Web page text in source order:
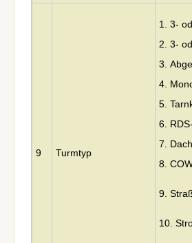
9 Turmtyp
1. 3-
2. 3-
3.
4.
5.
6.
7.
8.
9.
10.